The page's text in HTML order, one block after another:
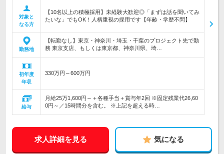
対象と
なる方
【10名以上の積極採用】未経験大歓迎◎「まずは話を聞いてみ
たいな」でもOK！人柄重視の採用です【年齢・学歴不問】
勤務地
【転勤なし】東京・神奈川・埼玉・千葉のプロジェクト先で勤
務 東京支店、もしくは東京都、神奈川県、埼…
初年度
年収
330万円～600万円
給与
月給25万1,600円～＋各種手当＋賞与年2回 ※固定残業代26,60
0円～／15時間分を含む。 ※上記を超える時…
求人詳細を見る 気になる